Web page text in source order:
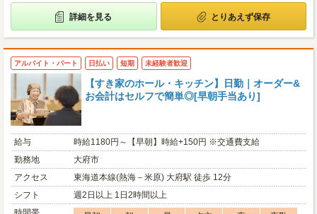
詳細を見る とりあえず保存
アルバイト・パート 日払い 短期 未経験者歓迎
【すき家のホール・キッチン】日勤｜オーダー&
お会計はセルフで簡単◎[早朝手当あり]
給与
時給1180円～【早朝】時給+150円 ※交通費支給
勤務地
大府市
アクセス
東海道本線(熱海－米原) 大府駅 徒歩 12分
シフト
週2日以上 1日2時間以上